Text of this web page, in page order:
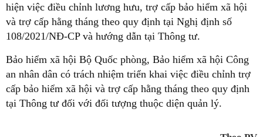
hiện việc điều chỉnh lương hưu, trợ cấp bảo hiểm xã hội
và trợ cấp hằng tháng theo quy định tại Nghị định số
108/2021/NĐ-CP và hướng dẫn tại Thông tư.
Bảo hiểm xã hội Bộ Quốc phòng, Bảo hiểm xã hội Công
an nhân dân có trách nhiệm triển khai việc điều chỉnh trợ
cấp bảo hiểm xã hội và trợ cấp hằng tháng theo quy định
tại Thông tư đối với đối tượng thuộc diện quản lý.